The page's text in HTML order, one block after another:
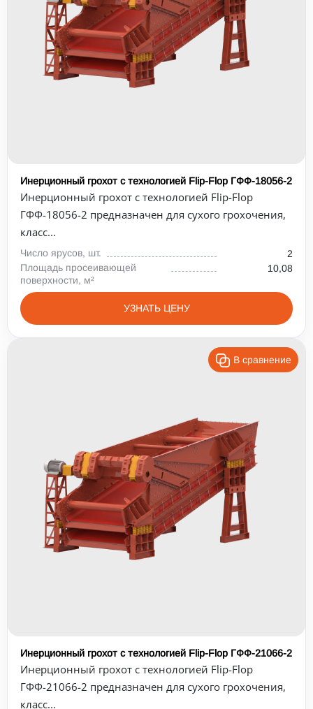
Инерционный грохот с технологией Flip-Flop ГФФ-18056-2
Инерционный грохот с технологией Flip-Flop
ГФФ-18056-2 предназначен для сухого грохочения,
класс...
Число ярусов, шт.
2
Площадь просеивающей
поверхности, м²
10,08
УЗНАТЬ ЦЕНУ
В сравнение
Инерционный грохот с технологией Flip-Flop ГФФ-21066-2
Инерционный грохот с технологией Flip-Flop
ГФФ-21066-2 предназначен для сухого грохочения,
класс...